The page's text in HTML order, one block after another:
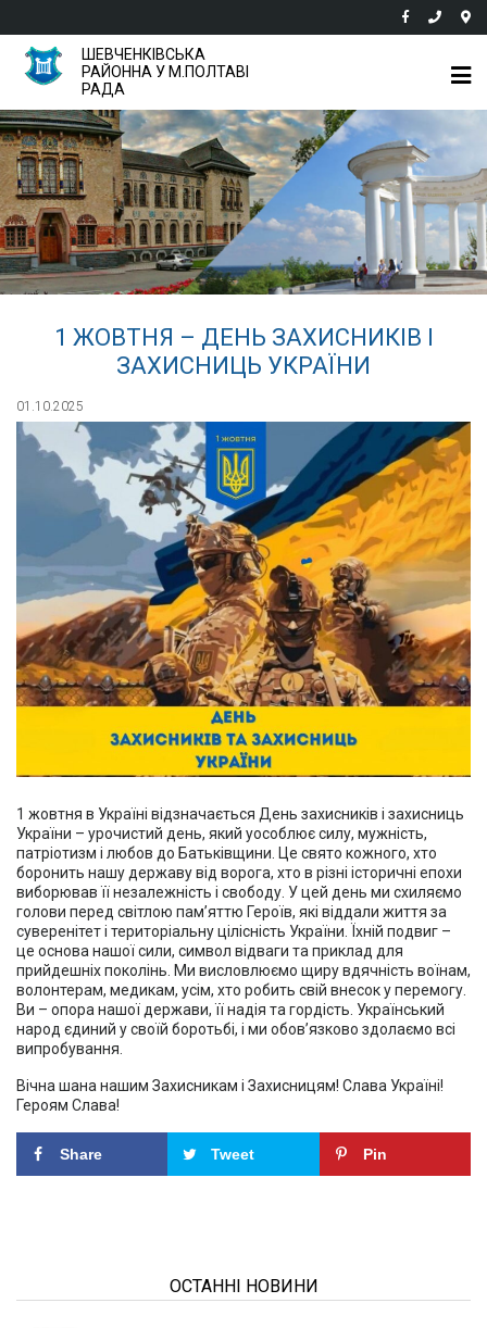
ШЕВЧЕНКІВСЬКА
РАЙОННА У М.ПОЛТАВІ
РАДА
1 ЖОВТНЯ – ДЕНЬ ЗАХИСНИКІВ І
ЗАХИСНИЦЬ УКРАЇНИ
01.10.2025
1 жовтня в Україні відзначається День захисників і захисниць
України – урочистий день, який уособлює силу, мужність,
патріотизм і любов до Батьківщини. Це свято кожного, хто
боронить нашу державу від ворога, хто в різні історичні епохи
виборював її незалежність і свободу. У цей день ми схиляємо
голови перед світлою пам’яттю Героїв, які віддали життя за
суверенітет і територіальну цілісність України. Їхній подвиг –
це основа нашої сили, символ відваги та приклад для
прийдешніх поколінь. Ми висловлюємо щиру вдячність воїнам,
волонтерам, медикам, усім, хто робить свій внесок у перемогу.
Ви – опора нашої держави, її надія та гордість. Український
народ єдиний у своїй боротьбі, і ми обов’язково здолаємо всі
випробування.
Вічна шана нашим Захисникам і Захисницям! Слава Україні!
Героям Слава!
Share Tweet Pin
ОСТАННІ НОВИНИ